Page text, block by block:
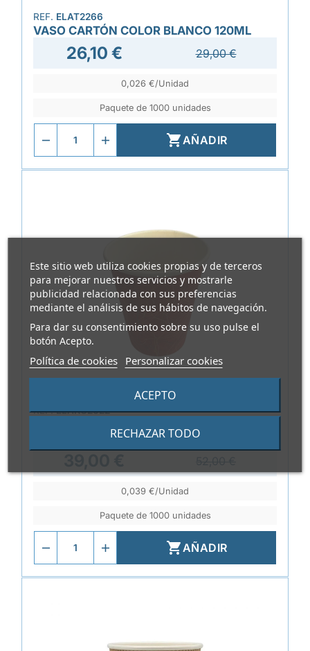
Este sitio web utiliza cookies propias y de terceros
para mejorar nuestros servicios y mostrarle
publicidad relacionada con sus preferencias
mediante el análisis de sus hábitos de navegación.
Para dar su consentimiento sobre su uso pulse el
botón Acepto.
Política de cookies Personalizar cookies
RECHAZAR TODO
ACEPTO
REF. ELAT2266
VASO CARTÓN COLOR BLANCO 120ML
26,10 € 29,00 €
0,026 €/Unidad
Paquete de 1000 unidades
AÑADIR
REF.ELAKO2022
ESTÁNDAR 266ML
0,039 €/Unidad
Paquete de 1000 unidades
AÑADIR